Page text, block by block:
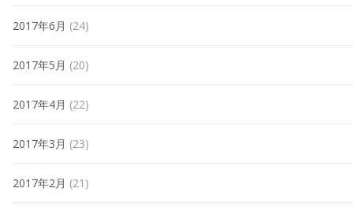
2017年6月 (24)
2017年5月 (20)
2017年4月 (22)
2017年3月 (23)
2017年2月 (21)